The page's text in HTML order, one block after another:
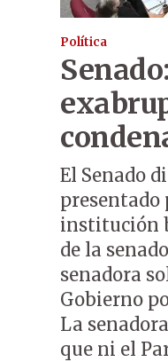
Política
El Senado
presentado
institución
de la
senadora
Gobierno
La
que ni el